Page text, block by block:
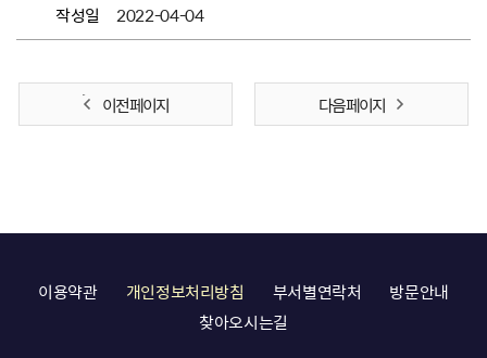
작성일
2022-04-04
이전 페이지 다음 페이지
이용약관 개인정보처리방침 부서별연락처
방문안내
찾아오시는길